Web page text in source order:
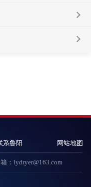
系鲁阳 网站地图
：lydryer@163.com